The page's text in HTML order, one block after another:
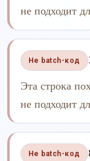
не подходит
Не batch-код
Эта строка
не подходит
Не batch-код